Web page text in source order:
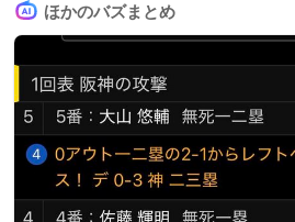
ほかのバズまとめ